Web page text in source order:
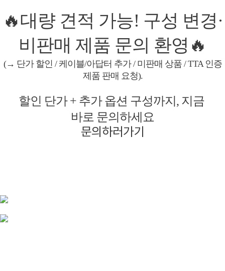
🔥대량 견적 가능! 구성 변경·
비판매 제품 문의 환영🔥
(→ 단가 할인 / 케이블/아답터 추가 / 미판매 상품 / TTA 인증
제품 판매 요청).
할인 단가 + 추가 옵션 구성까지, 지금
바로 문의하세요
문의하러가기